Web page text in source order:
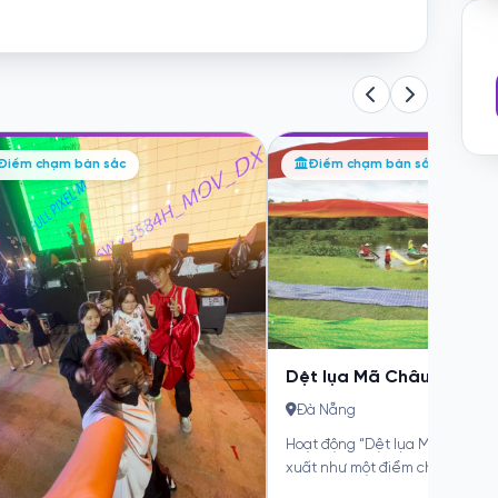
chạm bản sắc
gia các sự kiện tương tác
chủ đề liên quan đến Đà
Nẵng
lãm Đàling Art Space – không gian
thuật đa giác quan, tái hiện hình...
Điểm chạm bản sắc
Làm gốm tại Thanh Hà
một nghệ nhân
TP Đà Nẵng
Về di sản và thiên nhiên, thành
hữu những biểu tượng giao